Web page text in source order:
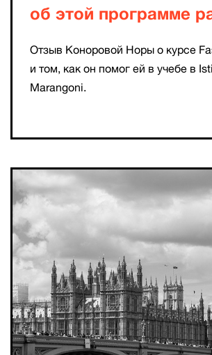
об этой программе
Отзыв Коноровой Норы о курсе
и том, как он помог ей в учебе в
Marangoni.